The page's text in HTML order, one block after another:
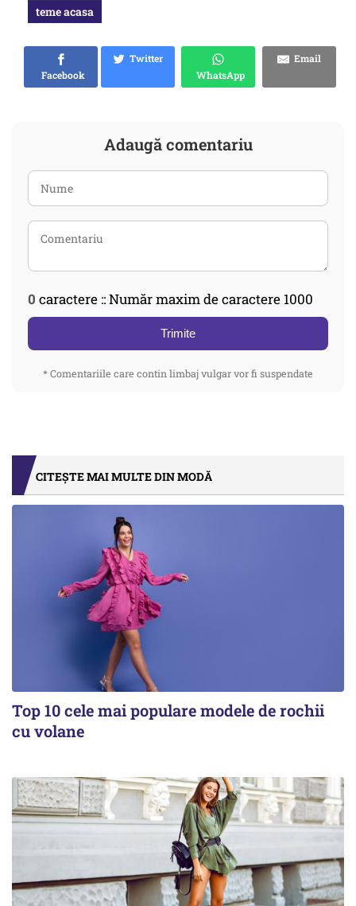
teme acasa
Facebook
Twitter
WhatsApp
Email
Adaugă comentariu
0 caractere :: Număr maxim de caractere 1000
Trimite
* Comentariile care contin limbaj vulgar vor fi suspendate
CITEȘTE MAI MULTE DIN MODĂ
Top 10 cele mai populare modele de rochii
cu volane